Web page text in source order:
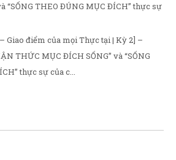
“SỐNG THEO ĐÚNG MỤC ĐÍCH” thực sự
Giao điểm của mọi Thực tại | Kỳ 2] –
THỨC MỤC ĐÍCH SỐNG” và “SỐNG
thực sự của c...